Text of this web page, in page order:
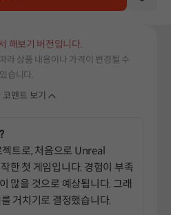
해보기 버전입니다.
라 상품 내용이나 가격이 변경될 수
있습니다.
멘트 보기
트로, 처음으로 Unreal
한 첫 게임입니다. 경험이 부족
많을 것으로 예상됩니다. 그래
거치기로 결정했습니다.